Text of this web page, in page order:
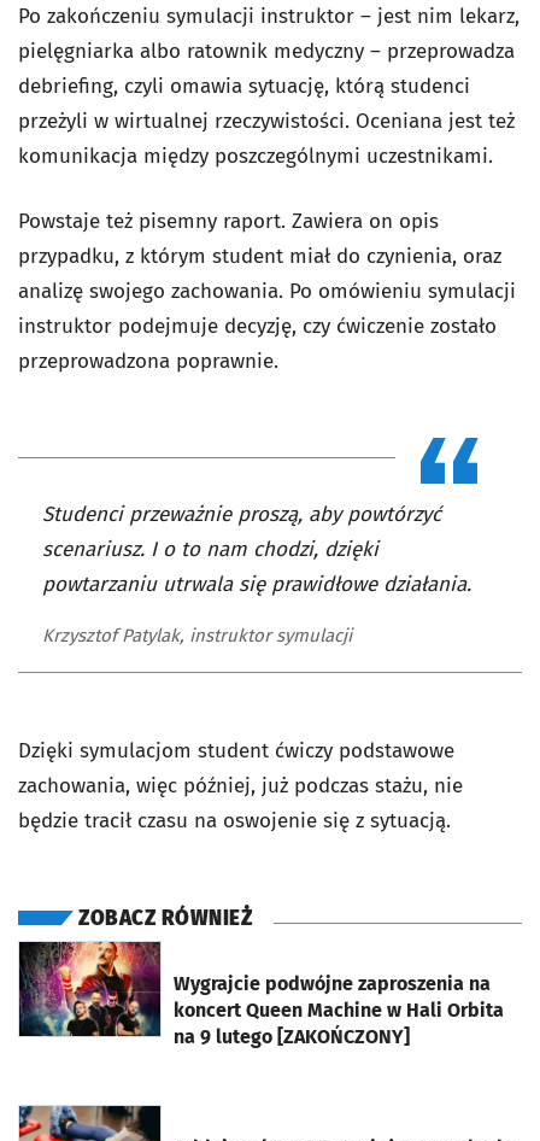
Po zakończeniu symulacji instruktor – jest nim lekarz,
pielęgniarka albo ratownik medyczny – przeprowadza
debriefing, czyli omawia sytuację, którą studenci
przeżyli w wirtualnej rzeczywistości. Oceniana jest też
komunikacja między poszczególnymi uczestnikami.
Powstaje też pisemny raport. Zawiera on opis
przypadku, z którym student miał do czynienia, oraz
analizę swojego zachowania. Po omówieniu symulacji
instruktor podejmuje decyzję, czy ćwiczenie zostało
przeprowadzona poprawnie.
Studenci przeważnie proszą, aby powtórzyć
scenariusz. I o to nam chodzi, dzięki
powtarzaniu utrwala się prawidłowe działania.
Krzysztof Patylak, instruktor symulacji
Dzięki symulacjom student ćwiczy podstawowe
zachowania, więc później, już podczas stażu, nie
będzie tracił czasu na oswojenie się z sytuacją.
ZOBACZ RÓWNIEŻ
Wygrajcie podwójne zaproszenia na
koncert Queen Machine w Hali Orbita
na 9 lutego [ZAKOŃCZONY]
otworzy się w nowej karcie
otworzy się w nowej karcie